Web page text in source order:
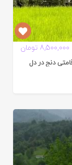
8,500,000 تومان
دنج در دل